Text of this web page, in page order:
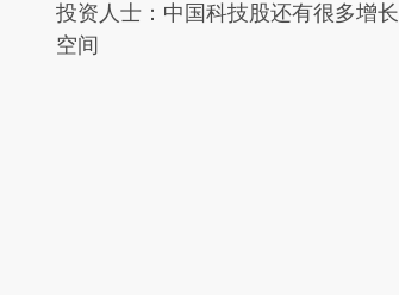
投资人士：中国科技股还有很多增长
空间